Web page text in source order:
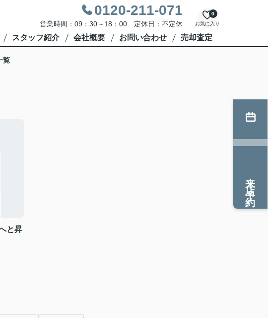
0120-211-071
営業時間：09：30～18：00 定休日：不定休 お気に入り
0
スタッフ紹介 会社概要 お問い合わせ 売却査定
覧
と昇
来店予約